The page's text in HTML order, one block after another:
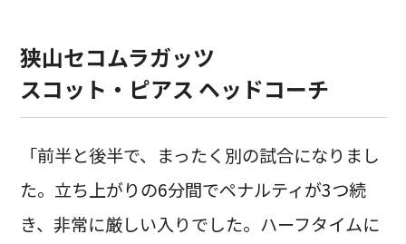
狭山セコムラガッツ
スコット・ピアス ヘッドコーチ
「前半と後半で、まったく別の試合になりまし
た。立ち上がりの6分間でペナルティが3つ続
き、非常に厳しい入りでした。ハーフタイムに